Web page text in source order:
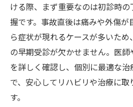
ける際、まず重要なのは初診時
握です。事故直後は痛みや外傷が
ら症状が現れるケースが多いた
の早期受診が欠かせません。医
を詳しく確認し、個別に最適な
で、安心してリハビリや治療に取
す。